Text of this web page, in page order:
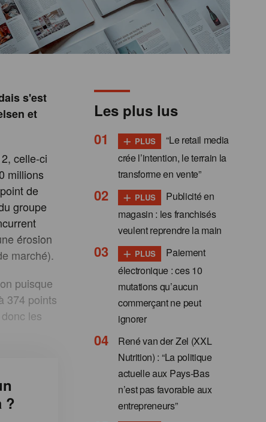
s'est
et
celle-ci
millions
de
groupe
érosion
marché).
puisque
374 points
les
?
Les plus lus
+ PLUS
“Le retail media
crée l’intention, le terrain la
transforme en vente”
+ PLUS
Publicité en
magasin : les franchisés
veulent reprendre la main
+ PLUS
Paiement
électronique : ces 10
mutations qu’aucun
commerçant ne peut
ignorer
René van der Zel (XXL
Nutrition) : “La politique
actuelle aux Pays-Bas
n’est pas favorable aux
entrepreneurs”